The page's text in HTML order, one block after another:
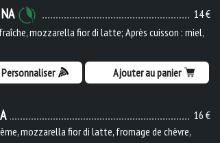
14 €
mozzarella fior di latte; Après cuisson : miel,
Personnaliser Ajouter au panier
16 €
mozzarella fior di latte, fromage de chèvre,